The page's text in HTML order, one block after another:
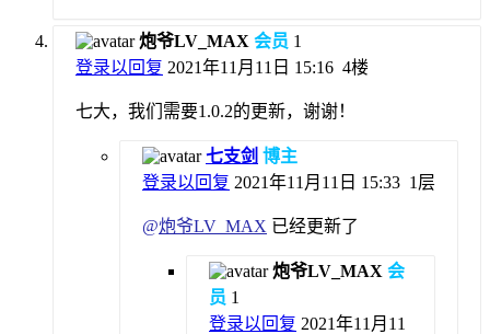
炮爷LV_MAX 会员 1
登录以回复 2021年11月11日 15:16 4楼
七大，我们需要1.0.2的更新，谢谢！
七支剑 博主
登录以回复 2021年11月11日 15:33 1层
@炮爷LV_MAX 已经更新了
炮爷LV_MAX 会
员 1
登录以回复 2021年11月11